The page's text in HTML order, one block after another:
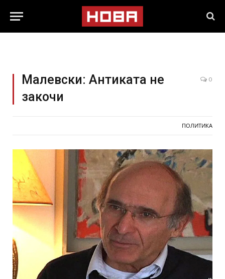
Малевски: Aнтиката нe
закочи
0
ПОЛИТИКА